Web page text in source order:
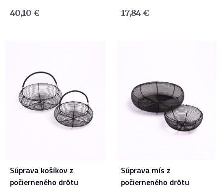
40,10 € 17,84€
Súprava košíkov z
počierneného drôtu
Súprava mís z
počierneného drôtu